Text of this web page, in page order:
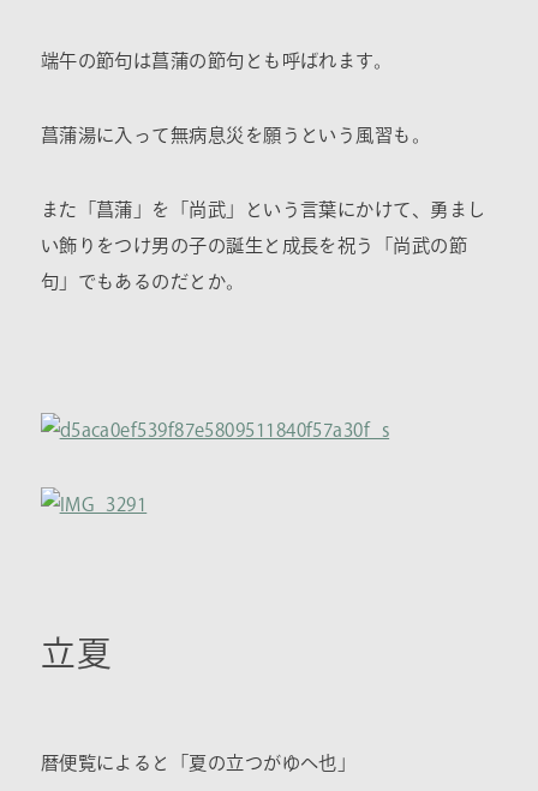
端午の節句は菖蒲の節句とも呼ばれます。
菖蒲湯に入って無病息災を願うという風習も。
また「菖蒲」を「尚武」という言葉にかけて、勇まし
い飾りをつけ男の子の誕生と成長を祝う「尚武の節
句」でもあるのだとか。
立夏
暦便覧によると「夏の立つがゆへ也」